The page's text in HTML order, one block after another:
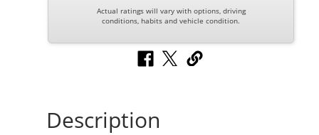
Actual ratings will vary with options, driving
conditions, habits and vehicle condition.
Description